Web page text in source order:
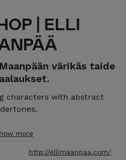
| ELLI
värikäs taide
characters with abstract
Helsinki, Finland.
more
http://ellimaanpaa.com/